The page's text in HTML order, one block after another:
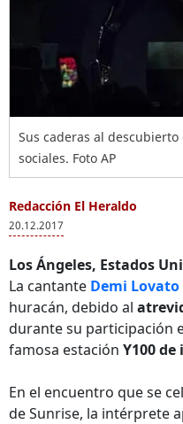
Sus caderas al
sociales. Foto AP
Redacción El Heraldo
20.12.2017
Los Ángeles, Estados
La cantante Demi Lovato
huracán, debido al
durante su participación
famosa estación Y100
En el encuentro que se
de Sunrise, la intérprete